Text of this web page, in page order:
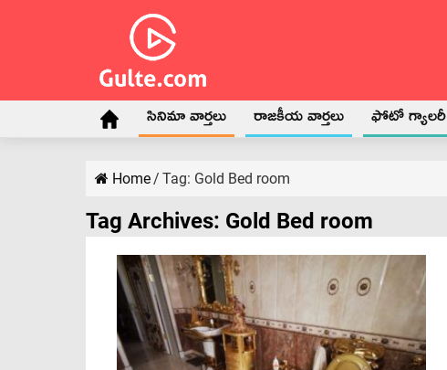
సినిమా వార్తలు రాజకీయ వార్తలు ఫోటో గ్యాలరీ
Home/ Tag: Gold Bed room
Tag Archives: Gold Bed room